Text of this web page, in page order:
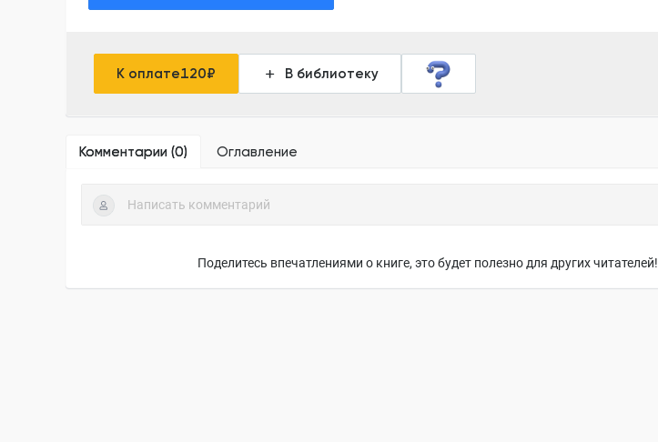
К оплате120₽ В библиотеку
Комментарии (0) Оглавление
Поделитесь впечатлениями о книге, это будет полезно для других читателей!